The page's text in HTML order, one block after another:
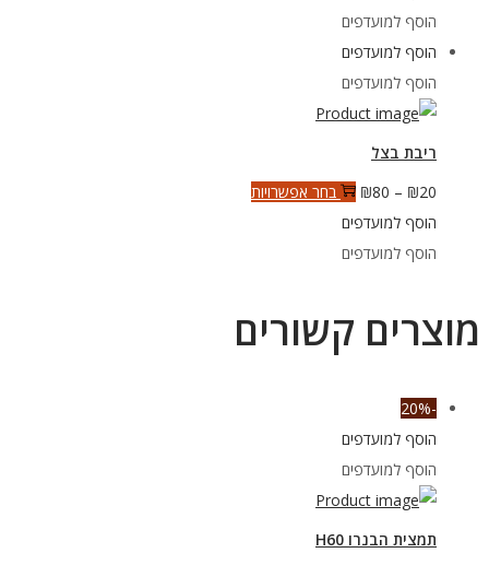
עד
האפשרויות
הוסף למועדפים
הוסף למועדפים
הוסף למועדפים
ריבת בצל
₪20
–
₪80
טווח
מחירים:
בחר אפשרויותלמוצר
ניתן
הוסף למועדפים
הוסף למועדפים
מוצרים קשורים
-20%
הוסף למועדפים
הוסף למועדפים
תמצית הבנרו H60